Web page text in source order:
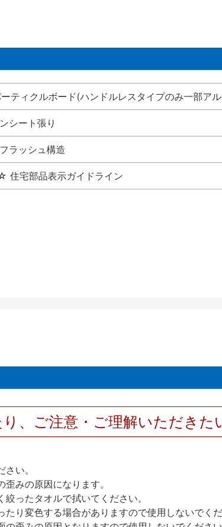
ティクルボード(ハンドルレスタイプのみ一部ア
シート張り
ラッシュ構造
宅部品表示ガイドライン
、ご注意・ご理解いただきた
い。
みの原因になります。
ったタオルで拭いてください。
り変色する場合がありますので使用しないでく